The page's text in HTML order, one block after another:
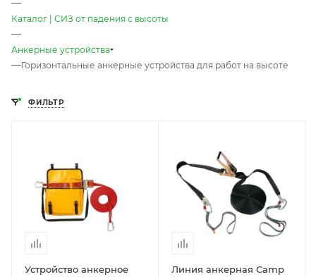
—
Каталог | СИЗ от падения с высоты
—
Анкерные устройства
—Горизонтальные анкерные устройства для работ на высоте
ФИЛЬТР
Устройство анкерное
Линия анкерная Camp